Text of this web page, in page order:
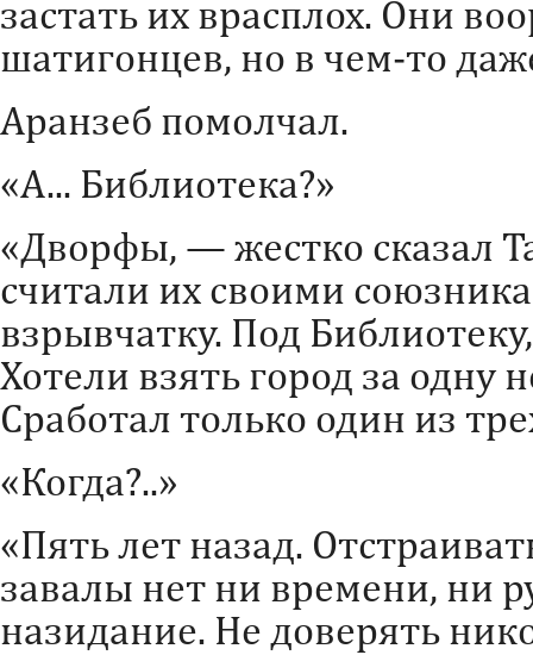
застать их врасплох. Они
шатигонцев, но в чем-то
Аранзеб помолчал.
«А... Библиотека?»
«Дворфы, — жестко сказал
считали их своими
взрывчатку. Под
Хотели взять город за одну
Сработал только один из
«Когда?..»
«Пять лет назад.
завалы нет ни времени, ни
назидание. Не доверять